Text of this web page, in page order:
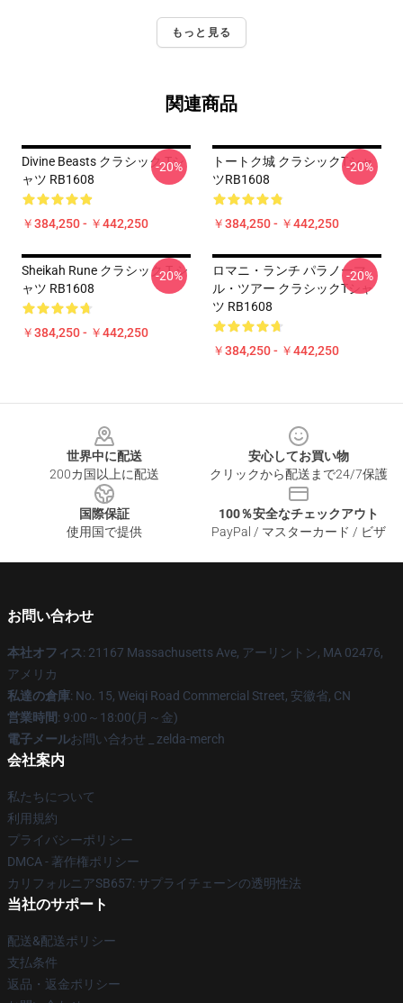
もっと見る
関連商品
Divine Beasts クラシック Tシ
ャツ RB1608
￥384,250 - ￥442,250
-20%
トートク城 クラシックTシャ
ツRB1608
￥384,250 - ￥442,250
-20%
Sheikah Rune クラシック T シ
ャツ RB1608
￥384,250 - ￥442,250
-20%
ロマニ・ランチ パラノーマ
ル・ツアー クラシックTシャ
ツ RB1608
￥384,250 - ￥442,250
-20%
世界中に配送
200カ国以上に配送
安心してお買い物
クリックから配送まで24/7保護
国際保証
使用国で提供
100％安全なチェックアウト
PayPal / マスターカード / ビザ
お問い合わせ
本社オフィス: 21167 Massachusetts Ave, アーリントン, MA 02476,
アメリカ
私達の倉庫: No. 15, Weiqi Road Commercial Street, 安徽省, CN
営業時間: 9:00～18:00(月～金)
電子メールお問い合わせ _ zelda-merch
会社案内
私たちについて
利用規約
プライバシーポリシー
DMCA - 著作権ポリシー
カリフォルニアSB657: サプライチェーンの透明性法
当社のサポート
配送&配送ポリシー
支払条件
返品・返金ポリシー